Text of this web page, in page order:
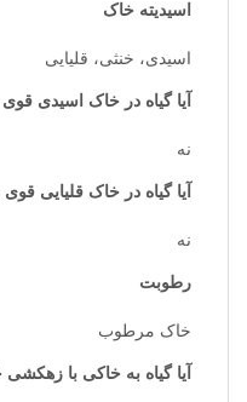
اسیدیته خاک
اسیدی، خنثی، قلیایی
آیا گیاه در خاک اسیدی
نه
آیا گیاه در خاک قلیایی
نه
رطوبت
خاک مرطوب
آیا گیاه به خاکی با زهکشی